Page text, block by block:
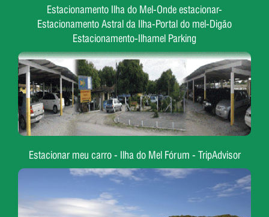
Estacionamento Ilha do Mel-Onde estacionar-
Estacionamento Astral da Ilha-Portal do mel-Digão
Estacionamento-Ilhamel Parking
Estacionar meu carro - Ilha do Mel Fórum - TripAdvisor